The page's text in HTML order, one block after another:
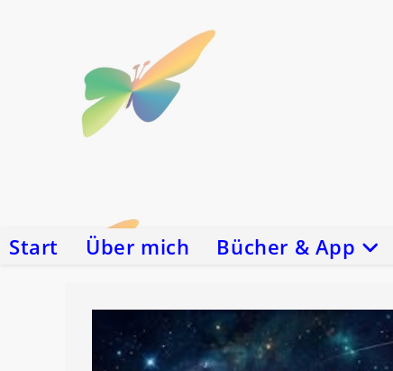
Start Über mich Bücher & App